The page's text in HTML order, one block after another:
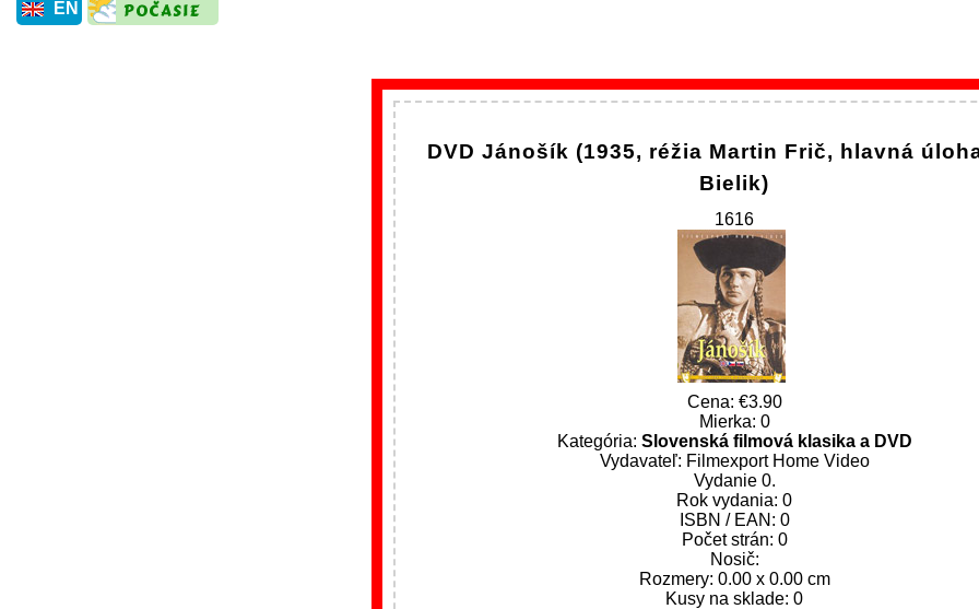
EN
DVD Jánošík (1935, réžia Martin Frič, hlavná
Bielik)
1616
Cena:
3.90
Mierka: 0
Kategória: Slovenská filmová klasika a DVD
Vydavateľ: Filmexport Home Video
Vydanie 0.
Rok vydania: 0
ISBN / EAN: 0
Počet strán: 0
Nosič:
Rozmery: 0.00 x 0.00 cm
Kusy na sklade: 0